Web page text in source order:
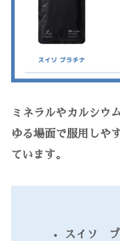
ミネラルやカルシウ
ゆる場面で服用しや
ています。
スイソ プ